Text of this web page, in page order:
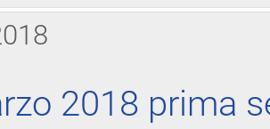
2018 prima